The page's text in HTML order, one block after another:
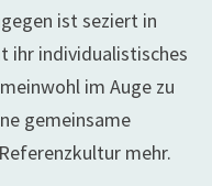
ist seziert in
ihr individualistisches
im Auge zu
gemeinsame
mehr.